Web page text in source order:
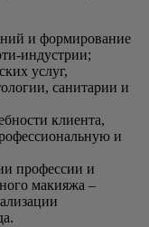
и формирование
индустрии;
услуг,
санитарии и
клиента,
и
профессии и
макияжа –